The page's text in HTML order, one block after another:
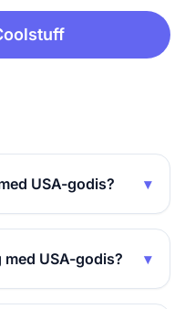
USA-godis? ▾
med USA-godis? ▾